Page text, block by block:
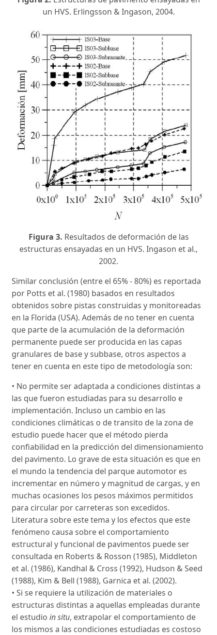
un HVS. Erlingsson & Ingason, 2004.
Figura 3. Resultados de deformación de las
estructuras ensayadas en un HVS. Ingason et al.,
2002.
Similar conclusión (entre el 65% - 80%) es reportada
por Potts et al. (1980) basados en resultados
obtenidos sobre pistas construidas y monitoreadas
en la Florida (USA). Además de no tener en cuenta
que parte de la acumulación de la deformación
permanente puede ser producida en las capas
granulares de base y subbase, otros aspectos a
tener en cuenta en este tipo de metodología son:
• No permite ser adaptada a condiciones distintas a
las que fueron estudiadas para su desarrollo e
implementación. Incluso un cambio en las
condiciones climáticas o de transito de la zona de
estudio puede hacer que el método pierda
confiabilidad en la predicción del dimensionamiento
del pavimento. Lo grave de esta situación es que en
el mundo la tendencia del parque automotor es
incrementar en número y magnitud de cargas, y en
muchas ocasiones los pesos máximos permitidos
para circular por carreteras son excedidos.
Literatura sobre este tema y los efectos que este
fenómeno causa sobre el comportamiento
estructural y funcional de pavimentos puede ser
consultada en Roberts & Rosson (1985), Middleton
et al. (1986), Kandhal & Cross (1992), Hudson & Seed
(1988), Kim & Bell (1988), Garnica et al. (2002).
• Si se requiere la utilización de materiales o
estructuras distintas a aquellas empleadas durante
el estudio in situ, extrapolar el comportamiento de
los mismos a las condiciones estudiadas es costoso